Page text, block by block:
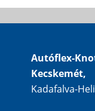
Autóflex-
Kecskemét,
Kadafalva-